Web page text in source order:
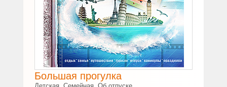
Большая прогулка